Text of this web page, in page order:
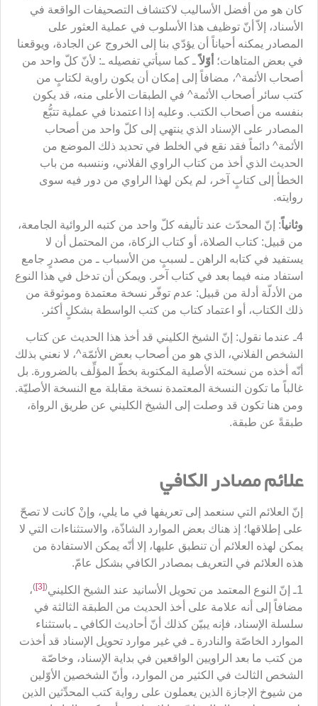
كان هو من أفضل الأساليب لاكتشاف التصحيفات الواقعة في
الأسناد، إلاّ أنّ توظيف هذا الأسلوب في عملية العثور على
المصادر يمكنه أحياناً أن يؤدّي بنا إلى الخروج عن الجادة، ويوقعنا
في بعض المتاهات؛ أوّلاًـ كما سيأتي تفصيله ـ: لأنّ كلّ واحد من
أصحاب الأئمة^، مضافاً إلى إمكان أن يكون راوية لكتابٍ من
كتب سائر أصحاب الأئمة^ في الطبقات الأعلى منه، قد يكون
بنفسه من أصحاب الكتب. وعليه إذا اعتمدنا في عملية تتبُّع
المصادر على الإسناد الذي ينتهي إلى كلّ واحد من أصحاب
الأئمة^ دائماً فقد نقع في الخلط في تحديد ذلك الموضع من
الحديث الذي أخذ من كتاب الراوي الفلاني، وننسبه من باب
الخطأ إلى كتابٍ آخر، لم يكن لهذا الراوي من دور فيه سوى
روايته.
وثانياً: إنّ المحدّث عند تأليفه كلّ واحد من كتبه الروائية الجامعة،
من قبيل: كتاب الصلاة، أو كتاب الزكاة، من المحتمل أن لا
يستفيد في كتابه الراهن ـ لسببٍ من الأسباب ـ من مصدرٍ جامع
استفاد منه فيما بعد في كتاب آخر. ويمكن أن تدخل في هذا النوع
من الأدلّة أدلة من قبيل: عدم توفّر نسخة معتمدة وموثوقة من
ذلك الكتاب، أو اعتماد كتاب من كتب الواسطة بشكلٍ أكثر.
4ـ عندما نقول: إنّ الشيخ الكليني قد أخذ هذا الحديث عن كتاب
الشخص الفلاني، الذي هو من أصحاب بعض الأئمّة^، لا نعني بذلك
أنّه أخذه من نسخته الأصلية المكتوبة بخطّ المؤلِّف بالضرورة. بل
غالباً ما تكون النسخة المعتمدة نسخة مقابلة مع النسخة الأصليّة.
ومن هنا تكون قد وصلت إلى الشيخ الكليني عن طريق الرواة،
طبقةً عن طبقة.
علائم مصادر الكافي
إنّ العلائم التي سنعمد إلى تعريفها في ما يلي، وإنْ كانت لا تصحّ
على إطلاقها؛ إذ هناك بعض الموارد الشاذّة، والاستثناءات التي لا
يمكن لهذه العلائم أن تنطبق عليها، إلا أنّه يمكن الاستفادة من
هذه العلائم في التعريف بمصادر الكافي بشكل عامّ.
1ـ إنّ النوع المعتمد من تحويل الأسانيد عند الشيخ الكليني (
[3]
)،
مضافاً إلى أنه علامة على أخذ الحديث من الطبقة الثالثة في
سلسلة الإسناد، فإنه يبيّن كذلك أنّ أحاديث الكافي ـ باستثناء
الموارد الخاصّة والنادرة ـ في غير موارد تحويل الإسناد قد أخذت
من كتب ما بعد الراويين الواقعين في بداية الإسناد، وخاصّة
الشخص الثالث في الكثير من الموارد، وأنّ الشخصين الأوّلين
من شيوخ الإجازة الذين يعملون على رواية كتب المحدِّثين الذين